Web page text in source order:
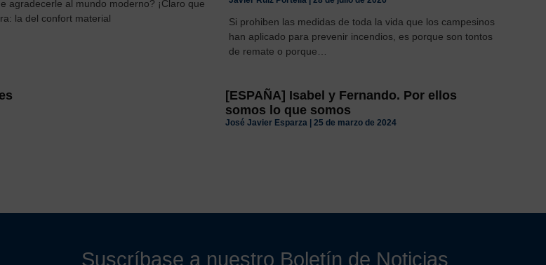
agradecerle al mundo moderno? ¡Claro que
la del confort material
Si prohiben las medidas de toda la vida que los campesinos
han aplicado para prevenir incendios, es porque son tontos
de remate o porque…
[ESPAÑA] Isabel y Fernando. Por ellos
somos lo que somos
José Javier Esparza 25 de marzo de 2024
Suscríbase a nuestro Boletín de Noticias